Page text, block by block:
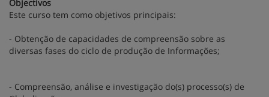
Objectivos
Este curso tem como objetivos principais:
- Obtenção de capacidades de compreensão sobre as
diversas fases do ciclo de produção de Informações;
- Compreensão, análise e investigação do(s) processo(s) de